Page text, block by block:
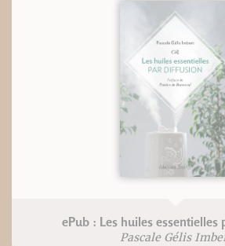
ePub : Les huiles essentielles
Pascale Gélis